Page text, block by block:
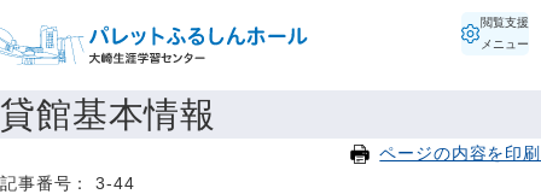
閲覧支援
メニュー
貸館基本情報
ページの内容を印刷
記事番号： 3-44